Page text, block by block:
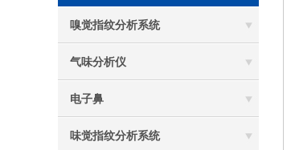
嗅觉指纹分析系统
气味分析仪
电子鼻
味觉指纹分析系统